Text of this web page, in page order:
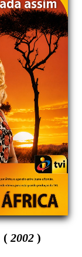
( 2002 )